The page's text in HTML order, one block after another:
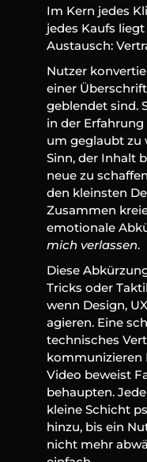
Im Kern jedes
jedes Kaufs
Austausch:
Nutzer
einer
geblendet sind.
in der
um geglaubt zu
Sinn, der Inhalt
neue zu
den kleinsten
Zusammen
emotionale
mich verlassen.
Diese
Tricks oder
wenn Design,
agieren. Eine
technisches
kommunizieren
Video beweist
behaupten.
kleine Schicht
hinzu, bis ein
nicht mehr